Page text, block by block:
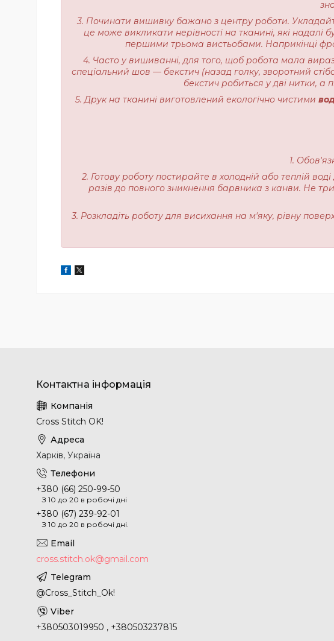
3. Починати вишивку бажано з центру роботи.
це може викликати нерівності на тканині, які надалі
першими трьома вистьобами. Наприкінці
4. Часто у вишиванні, для того, щоб робота мала
спеціальний шов — бекстич (назад голку, зворотний
бекстич робиться у дві нитки, а
5. Друк на тканині виготовлений екологічно чистими
1.
2. Готову роботу постирайте в холодній або теплій
разів до повного зникнення барвника з канви. Не
3. Розкладіть роботу для висихання на м'яку, рівну
Cross Stitch OK!
Харків, Україна
+380 (66) 250-99-50
З 10 до 20 в робочі дні
+380 (67) 239-92-01
З 10 до 20 в робочі дні.
cross.stitch.ok@gmail.com
@Cross_Stitch_Ok!
+380503019950 , +380503237815